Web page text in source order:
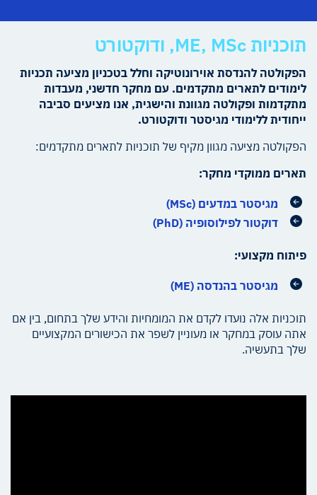
תוכניות ME, MSc, ודוקטורט
הפקולטה להנדסת אוירונוטיקה וחלל בטכניון מציעה תכניות
לימודים לתארים מתקדמים. עם מחקר חדשני, מעבדות
מתקדמות ופקולטה מגוונת והישגית, אנו מציעים סביבה
ייחודית ללימודי מגיסטר ודוקטורט.
הפקולטה מציעה מגוון מקיף של תוכניות לתארים מתקדמים:
תארים ממוקדי מחקר:
מגיסטר במדעים (MSc)
דוקטור לפילוסופיה (PhD)
פיתוח מקצועי:
מגיסטר בהנדסה (ME)
תוכניות אלה נועדו לקדם את המומחיות והידע שלך בתחום, בין אם
אתה עוסק במחקר או מעוניין לשפר את הכישורים המקצועיים
שלך בתעשיה.